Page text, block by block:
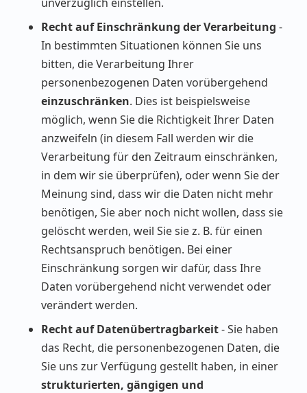
Recht auf Einschränkung der Verarbeitung -
In bestimmten Situationen können Sie uns
bitten, die Verarbeitung Ihrer
personenbezogenen Daten vorübergehend
einzuschränken. Dies ist beispielsweise
möglich, wenn Sie die Richtigkeit Ihrer Daten
anzweifeln (in diesem Fall werden wir die
Verarbeitung für den Zeitraum einschränken,
in dem wir sie überprüfen), oder wenn Sie der
Meinung sind, dass wir die Daten nicht mehr
benötigen, Sie aber noch nicht wollen, dass sie
gelöscht werden, weil Sie sie z. B. für einen
Rechtsanspruch benötigen. Bei einer
Einschränkung sorgen wir dafür, dass Ihre
Daten vorübergehend nicht verwendet oder
verändert werden.
Recht auf Datenübertragbarkeit- Sie haben
das Recht, die personenbezogenen Daten, die
Sie uns zur Verfügung gestellt haben, in einer
strukturierten, gängigen und